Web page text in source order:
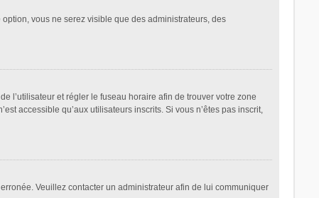
vous ne serez visible que des administrateurs, des
l’utilisateur et régler le fuseau horaire afin de trouver votre zone
accessible qu’aux utilisateurs inscrits. Si vous n’êtes pas inscrit,
Veuillez contacter un administrateur afin de lui communiquer